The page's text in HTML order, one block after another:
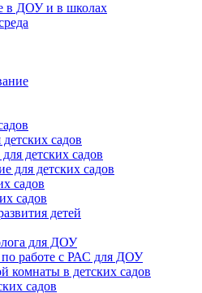
в ДОУ и в школах
садов
детских садов
для детских садов
садов
садов
детей
для ДОУ
по работе с РАС для ДОУ
комнаты в детских садов
садов